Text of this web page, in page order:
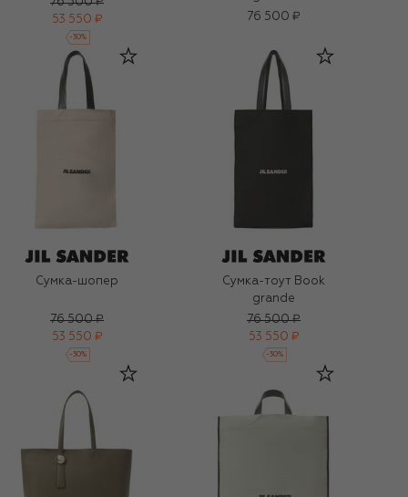
53 550 ₽
-30%
76 500 ₽
Сумка-шопер
76 500 ₽
53 550 ₽
-30%
Сумка-тоут Book
grande
76 500 ₽
53 550 ₽
-30%